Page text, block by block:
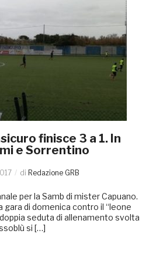
finisce 3 a 1. In
e Sorrentino
di Redazione GRB
per la Samb di mister Capuano.
gara di domenica contro il “leone
seduta di allenamento svolta
si […]